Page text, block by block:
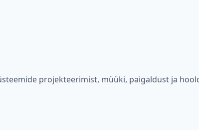
projekteerimist, müüki, paigaldust ja